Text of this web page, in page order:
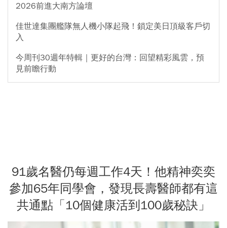
2026前進大南方論壇
佳世達集團艦隊無人機小隊起飛！鎖定美日頂級客戶切
入
今周刊30週年特輯｜更好的台灣：回望精彩風雲，預
見前瞻行動
91歲名醫仍每週工作4天！他精神奕奕
參加65年同學會，發現長壽醫師都有這
共通點「10個健康活到100歲秘訣」